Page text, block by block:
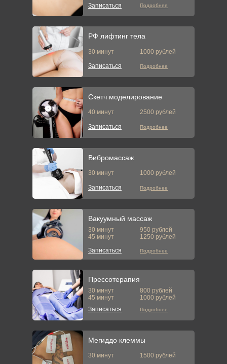
Записаться Подробнее
РФ лифтинг тела
30 минут
1000 рублей
Записаться
Подробнее
Записаться
Вибромассаж
1000 рублей
Подробнее
Записаться
Вакуумный массаж
30 минут 950 рублей
Подробнее
Записаться
Прессотерапия
30 минут 800 рублей
Подробнее
30 минут
Мегиддо клеммы
1500 рублей
30 минут
45 минут 1000 рублей
45 минут 1250 рублей
Скетч моделирование
Записаться Подробнее
40 минут 2500 рублей